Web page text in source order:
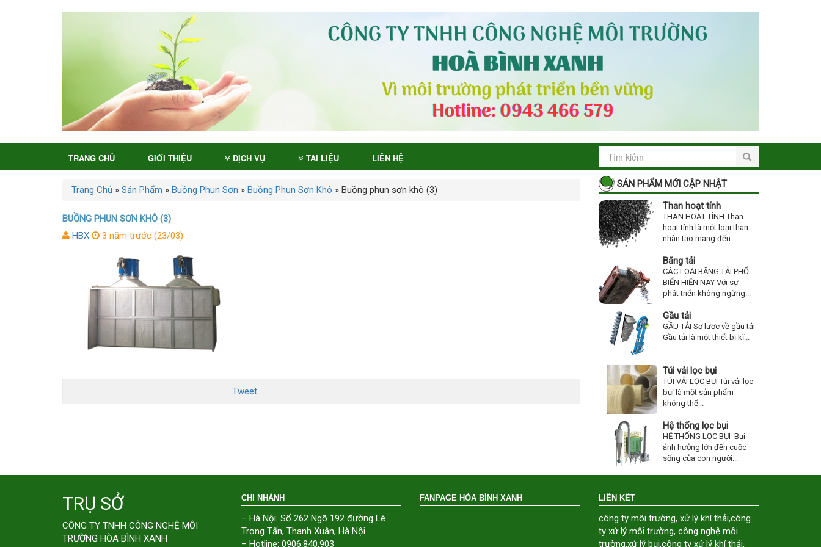
TRANG CHỦ GIỚI THIỆU DỊCH VỤ TÀI LIỆU LIÊN HỆ
Trang Chủ » Sản Phẩm » Buồng Phun Sơn » Buồng Phun Sơn Khô » Buồng phun sơn khô (3)
BUỒNG PHUN SƠN KHÔ (3)
HBX
3 năm trước (23/03)
Tweet
SẢN PHẨM MỚI CẬP NHẬT
Than hoạt tính
THAN HOẠT TÍNH Than
hoạt tính là một loại than
nhân tạo mang đến...
Băng tải
CÁC LOẠI BĂNG TẢI PHỔ
BIẾN HIỆN NAY Với sự
phát triển không ngừng...
Gầu tải
GẦU TẢI Sơ lược về gầu tải
Gầu tải là một thiết bị kĩ...
Túi vải lọc bụi
TÚI VẢI LỌC BỤI Túi vải lọc
bụi là một sản phẩm
không thể...
Hệ thống lọc bụi
HỆ THỐNG LỌC BỤI Bụi
ảnh hưởng lớn đến cuộc
sống của con người...
TRỤ SỞ
CÔNG TY TNHH CÔNG NGHỆ MÔI
TRƯỜNG HÒA BÌNH XANH
CHI NHÁNH
– Hà Nội: Số 262 Ngõ 192 đường Lê
Trọng Tấn, Thanh Xuân, Hà Nội
– Hotline: 0906.840.903
FANPAGE HÒA BÌNH XANH LIÊN KẾT
công ty môi trường, xử lý khí thải,công
ty xử lý môi trường, công nghệ môi
trường,xử lý bụi,công ty xử lý khí thải,